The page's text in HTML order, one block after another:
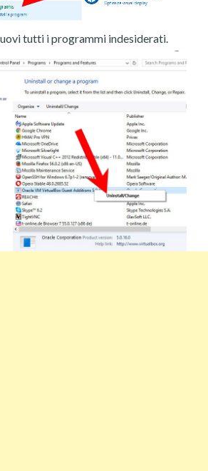
tutti i programmi indesiderati.